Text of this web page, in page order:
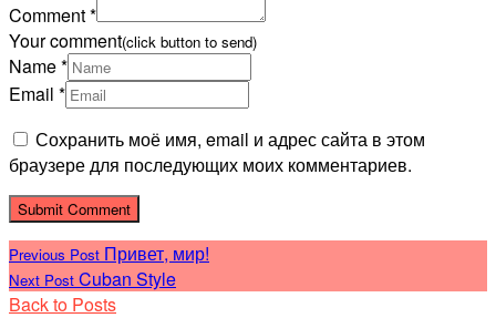
Comment *
Your comment(click button to send)
Name *
Email *
Сохранить моё имя, email и адрес сайта в этом
браузере для последующих моих комментариев.
Previous Post Привет, мир!
Next Post Cuban Style
Back to Posts